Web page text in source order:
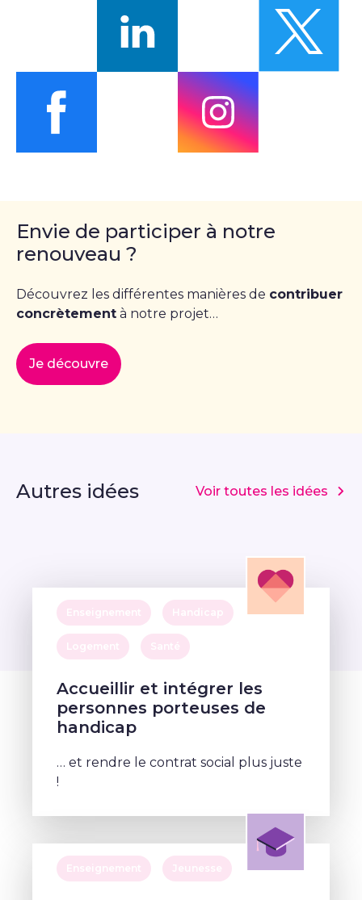
Suivez-nous sur facebook
Envie de participer à notre
renouveau ?
Découvrez les différentes manières de contribuer
concrètement à notre projet…
Je découvre
Autres idées Voir toutes les idées
Enseignement Handicap
Logement Santé
Accueillir et intégrer les
personnes porteuses de
handicap
… et rendre le contrat social plus juste
!
Enseignement Jeunesse